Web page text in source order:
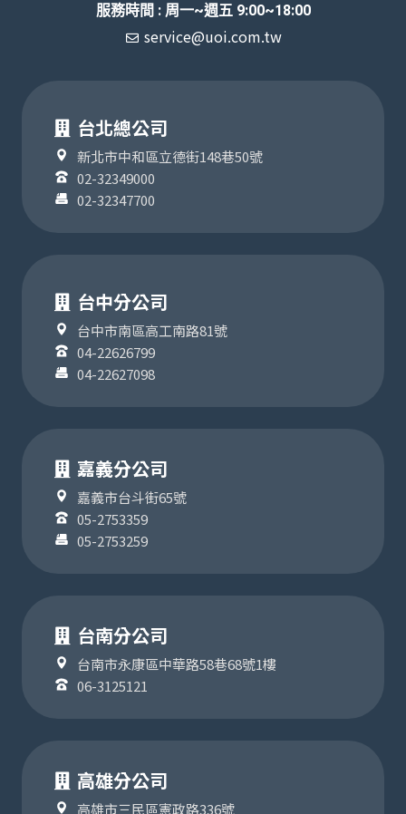
服務時間 : 周一~週五 9:00~18:00
service@uoi.com.tw
台北總公司
新北市中和區立德街148巷50號
02-32349000
02-32347700
台中分公司
台中市南區高工南路81號
04-22626799
04-22627098
嘉義分公司
嘉義市台斗街65號
05-2753359
05-2753259
台南分公司
台南市永康區中華路58巷68號1樓
06-3125121
高雄分公司
高雄市三民區憲政路336號